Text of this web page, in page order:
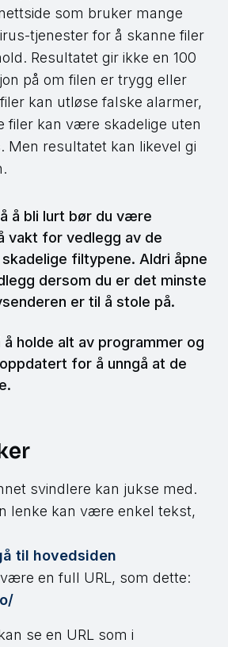
som bruker mange
tjenester for å skanne filer
Resultatet gir ikke en 100
på om filen er trygg eller
kan utløse falske alarmer,
filer kan være skadelige uten
Men resultatet kan likevel gi
å bli lurt bør du være
vakt for vedlegg av de
filtypene. Aldri åpne
dersom du er det minste
er til å stole på.
å holde alt av programmer og
for å unngå at de
svindlere kan jukse med.
lenke kan være enkel tekst,
til hovedsiden
en full URL, som dette:
se en URL som i